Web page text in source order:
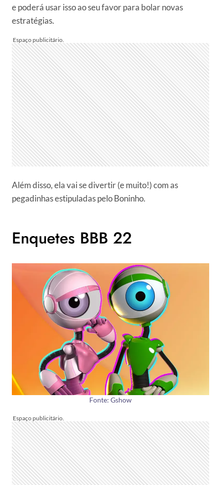
e poderá usar isso ao seu favor para bolar novas
estratégias.
Além disso, ela vai se divertir (e muito!) com as
pegadinhas estipuladas pelo Boninho.
Enquetes BBB 22
Fonte: Gshow